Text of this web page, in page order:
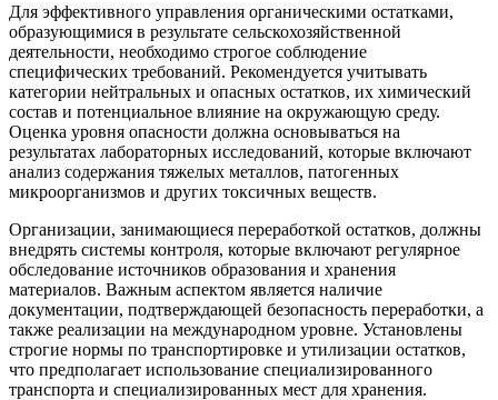
Для эффективного управления органическими остатками,
образующимися в результате сельскохозяйственной
деятельности, необходимо строгое соблюдение
специфических требований. Рекомендуется учитывать
категории нейтральных и опасных остатков, их химический
состав и потенциальное влияние на окружающую среду.
Оценка уровня опасности должна основываться на
результатах лабораторных исследований, которые включают
анализ содержания тяжелых металлов, патогенных
микроорганизмов и других токсичных веществ.
Организации, занимающиеся переработкой остатков, должны
внедрять системы контроля, которые включают регулярное
обследование источников образования и хранения
материалов. Важным аспектом является наличие
документации, подтверждающей безопасность переработки, а
также реализации на международном уровне. Установлены
строгие нормы по транспортировке и утилизации остатков,
что предполагает использование специализированного
транспорта и специализированных мест для хранения.